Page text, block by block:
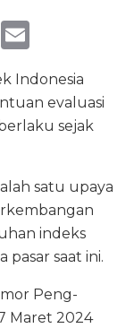
P
ri
m
ai
l
Indonesia
evaluasi
sejak
satu upaya
indeks
saat ini.
Peng-
Maret 2024